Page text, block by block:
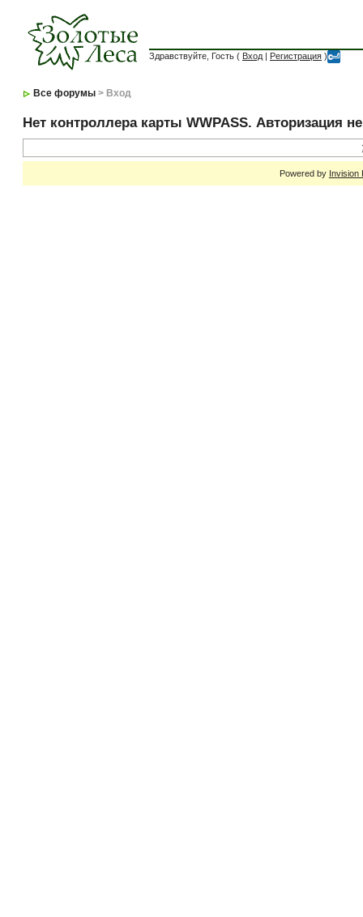
Здравствуйте, Гость ( Вход | Регистрация )
Все форумы > Вход
Нет контроллера карты WWPASS. Авторизация
Powered by Invision